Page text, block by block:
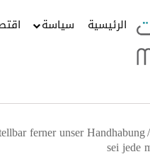
الرئيسية سياسة
/
ferner unser Handhabung
sei jede